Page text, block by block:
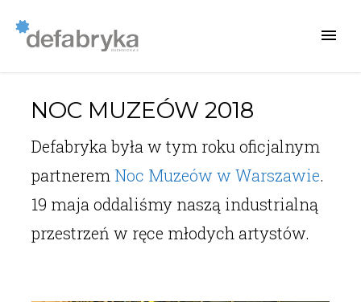
NOC MUZEÓW 2018
Defabryka była w tym roku oficjalnym
partnerem Noc Muzeów w Warszawie.
19 maja oddaliśmy naszą industrialną
przestrzeń w ręce młodych artystów.